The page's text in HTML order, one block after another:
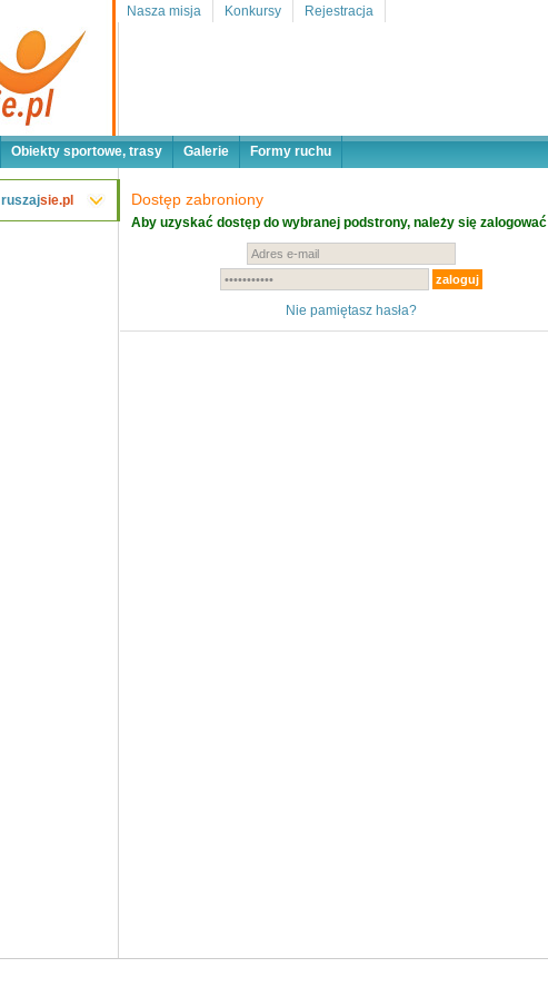
Nasza misja Konkursy Rejestracja
Obiekty sportowe, trasy Galerie Formy ruchu
ruszajsie.pl Dostęp zabroniony
Aby uzyskać dostęp do wybranej podstrony, należy się zalogować
Nie pamiętasz hasła?